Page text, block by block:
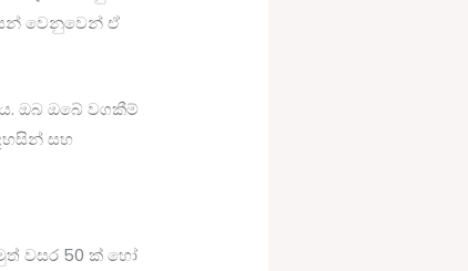
වෙනුවෙන් ඒ
ඔබ ඔබේ වගකීම්
සහ
වසර 50 ක් හෝ